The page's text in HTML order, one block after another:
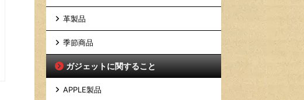
革製品
季節商品
ガジェットに関すること
APPLE製品